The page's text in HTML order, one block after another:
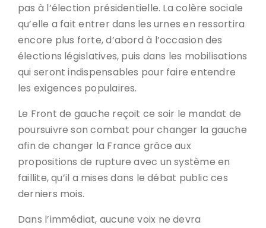
pas à l’élection présidentielle. La colère sociale
qu’elle a fait entrer dans les urnes en ressortira
encore plus forte, d’abord à l’occasion des
élections législatives, puis dans les mobilisations
qui seront indispensables pour faire entendre
les exigences populaires.
Le Front de gauche reçoit ce soir le mandat de
poursuivre son combat pour changer la gauche
afin de changer la France grâce aux
propositions de rupture avec un système en
faillite, qu’il a mises dans le débat public ces
derniers mois.
Dans l’immédiat, aucune voix ne devra